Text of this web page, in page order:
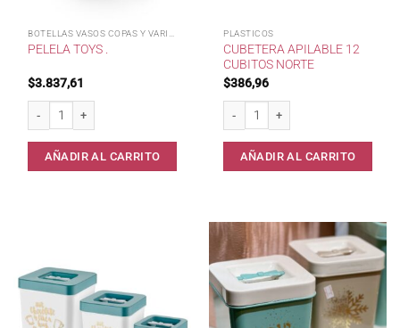
PELELA TOYS .
$3.837,61
Pelela Toys . cantidad
AÑADIR AL CARRITO
PLASTICOS
CUBETERA APILABLE 12
CUBITOS NORTE
$386,96
Cubetera Apilable 12 cubitos Norte
AÑADIR AL CARRITO